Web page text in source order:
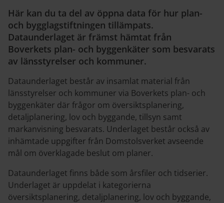
Här kan du ta del av öppna data för hur plan-
och bygglagstiftningen tillämpats.
Dataunderlaget är främst hämtat från
Boverkets plan- och byggenkäter som besvarats
av länsstyrelser och kommuner.
Dataunderlaget består av insamlat material från
länsstyrelser och kommuner via Boverkets plan- och
byggenkäter där frågor om översiktsplanering,
detaljplanering, lov och byggande, tillsyn samt
markanvisning besvarats. Underlaget består också av
inhämtade uppgifter från Domstolsverket avseende
mål om överklagade beslut om planer.
Dataunderlaget finns både som årsfiler och tidserier.
Underlaget är uppdelat i kategorierna
översiktsplanering, detaljplanering, lov och byggande,